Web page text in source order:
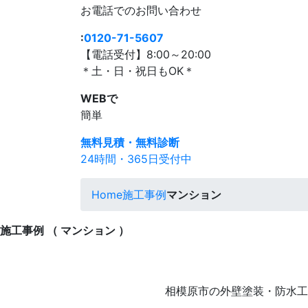
お電話でのお問い合わせ
:0120-71-5607
【電話受付】8:00～20:00
＊土・日・祝日もOK＊
WEBで
簡単
無料見積・無料診断
24時間・365日受付中
Home施工事例マンション
施工事例 （ マンション ）
相模原市の外壁塗装・防水